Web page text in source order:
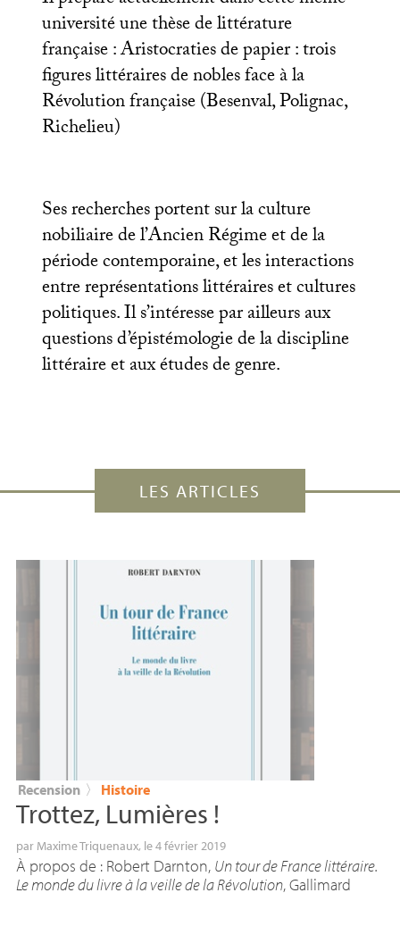
université une thèse de littérature
française : Aristocraties de papier : trois
figures littéraires de nobles face à la
Révolution française (Besenval, Polignac,
Richelieu)
Ses recherches portent sur la culture
nobiliaire de l’Ancien Régime et de la
période contemporaine, et les interactions
entre représentations littéraires et cultures
politiques. Il s’intéresse par ailleurs aux
questions d’épistémologie de la discipline
littéraire et aux études de genre.
LES ARTICLES
Recension 〉 Histoire
Trottez, Lumières !
par Maxime Triquenaux, le 4 février 2019
À propos de : Robert Darnton, Un tour de France littéraire.
Le monde du livre à la veille de la Révolution, Gallimard